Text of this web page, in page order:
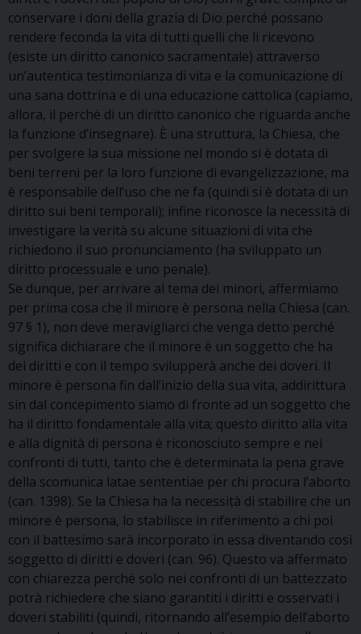
conservare i doni della grazia di Dio perché possano
rendere feconda la vita di tutti quelli che li ricevono
(esiste un diritto canonico sacramentale) attraverso
un’autentica testimonianza di vita e la comunicazione di
una sana dottrina e di una educazione cattolica (capiamo,
allora, il perché di un diritto canonico che riguarda anche
la funzione d’insegnare). È una struttura, la Chiesa, che
per svolgere la sua missione nel mondo si è dotata di
beni terreni per la loro funzione di evangelizzazione, ma
è responsabile dell’uso che ne fa (quindi si è dotata di un
diritto sui beni temporali); infine riconosce la necessità di
investigare la verità su alcune situazioni di vita che
richiedono il suo pronunciamento (ha sviluppato un
diritto processuale e uno penale).
Se dunque, per arrivare al tema dei minori, affermiamo
per prima cosa che il minore è persona nella Chiesa (can.
97 § 1), non deve meravigliarci che venga detto perché
significa dichiarare che il minore è un soggetto che ha
dei diritti e con il tempo svilupperà anche dei doveri. Il
minore è persona fin dall’inizio della sua vita, addirittura
sin dal concepimento siamo di fronte ad un soggetto che
ha il diritto fondamentale alla vita; questo diritto alla vita
e alla dignità di persona è riconosciuto sempre e nei
confronti di tutti, tanto che è determinata la pena grave
della scomunica latae sententiae per chi procura l’aborto
(can. 1398). Se la Chiesa ha la necessità di stabilire che un
minore è persona, lo stabilisce in riferimento a chi poi
con il battesimo sarà incorporato in essa diventando così
soggetto di diritti e doveri (can. 96). Questo va affermato
con chiarezza perché solo nei confronti di un battezzato
potrà richiedere che siano garantiti i diritti e osservati i
doveri stabiliti (quindi, ritornando all’esempio dell’aborto